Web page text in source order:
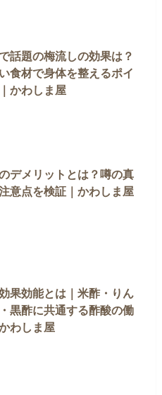
話題の梅流しの効果は？
食材で身体を整えるポイ
かわしま屋
デメリットとは？噂の真
意点を検証｜かわしま屋
果効能とは｜米酢・りん
黒酢に共通する酢酸の働
わしま屋